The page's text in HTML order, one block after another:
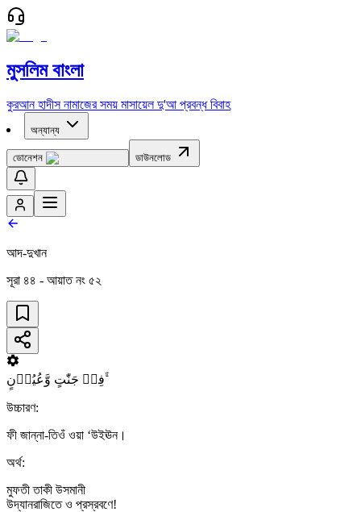
মুসলিম বাংলা
কুরআন হাদীস নামাজের সময় মাসায়েল দু'আ প্রবন্ধ বিবাহ
অন্যান্য
ডোনেশন ডাউনলোড
আদ-দুখান
সূরা ৪৪ - আয়াত নং ৫২
فِیۡ جَنّٰتٍ وَّعُیُوۡنٍ ۚۙ
উচ্চারণ:
ফী জান্না-তিওঁ ওয়া ‘উইঊন।
অর্থ:
মুফতী তাকী উসমানী
উদ্যানরাজিতে ও প্রস্রবণে!